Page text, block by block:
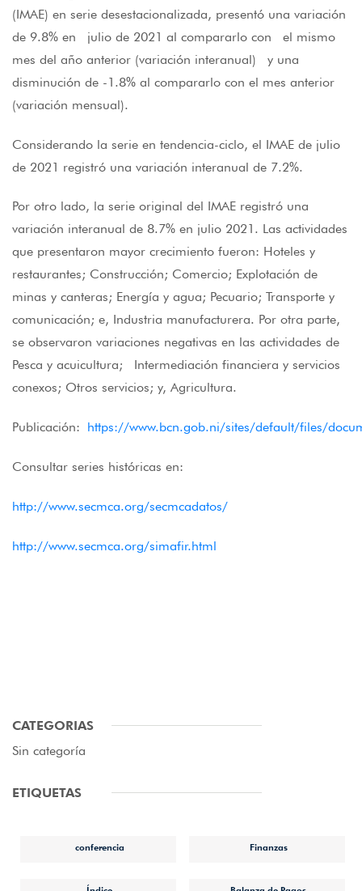
(IMAE) en serie desestacionalizada, presentó una variación
de 9.8% en julio de 2021 al compararlo con el mismo
mes del año anterior (variación interanual) y una
disminución de -1.8% al compararlo con el mes anterior
(variación mensual).
Considerando la serie en tendencia-ciclo, el IMAE de julio
de 2021 registró una variación interanual de 7.2%.
Por otro lado, la serie original del IMAE registró una
variación interanual de 8.7% en julio 2021. Las actividades
que presentaron mayor crecimiento fueron: Hoteles y
restaurantes; Construcción; Comercio; Explotación de
minas y canteras; Energía y agua; Pecuario; Transporte y
comunicación; e, Industria manufacturera. Por otra parte,
se observaron variaciones negativas en las actividades de
Pesca y acuicultura; Intermediación financiera y servicios
conexos; Otros servicios; y, Agricultura.
Publicación: https://www.bcn.gob.ni/sites/default/files/
Consultar series históricas en:
http://www.secmca.org/secmcadatos/
http://www.secmca.org/simafir.html
CATEGORIAS
Sin categoría
ETIQUETAS
conferencia Finanzas